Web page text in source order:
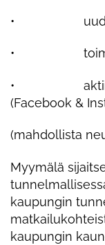
• uuden
• toimivan
• aktiiviset
(Facebook &
(mahdollista
Myymälä
kaupungin
kaupungin